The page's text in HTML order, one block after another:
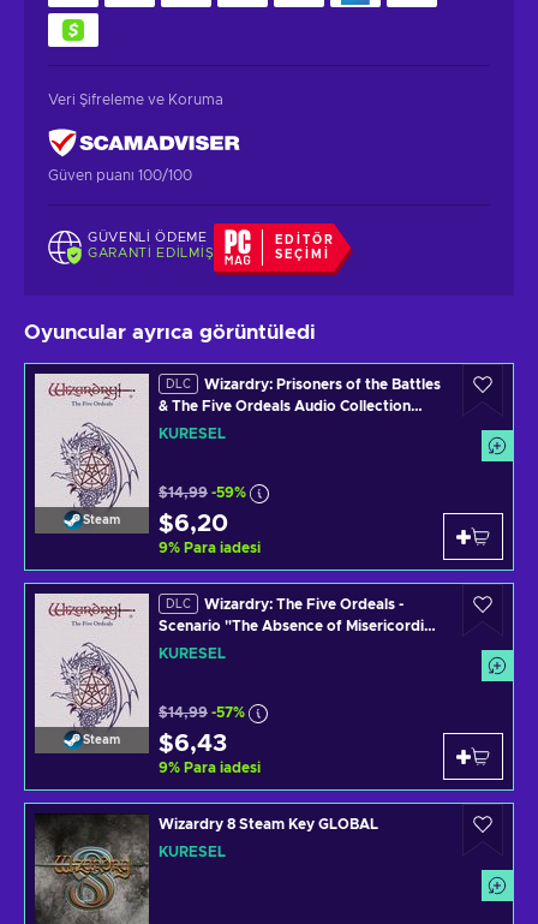
Veri Şifreleme ve Koruma
Güven puanı 100/100
GÜVENLI ÖDEME
GARANTI EDILMIŞ
EDITÖR
SEÇIMI
Oyuncular ayrıca görüntüledi
Steam
DLC
Wizardry: Prisoners of the Battles
& The Five Ordeals Audio Collection
(DLC) (PC) Steam Key GLOBAL
KÜRESEL
$14,99 -59%
$6,20
9% Para iadesi
Steam
DLC
Wizardry: The Five Ordeals -
Scenario "The Absence of Misericordia"
(DLC) (PC) Steam Key GLOBAL
KÜRESEL
$14,99 -57%
$6,43
9% Para iadesi
Wizardry 8 Steam Key GLOBAL
KÜRESEL